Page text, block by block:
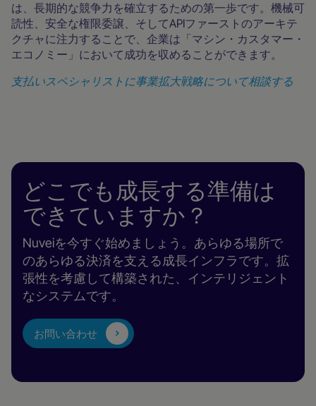
は、長期的な競争力を確立するための第一歩です。機械可
読性、安全な権限委譲、そしてAPIファーストのアーキテ
クチャに注力することで、企業は「マシン・カスタマー・
エコノミー」において成功を収めることができます。
支払いスペシャリストに事業拡大戦略について相談する
どこでも成長する準備は
できていますか？
Nuveiを今すぐ始めましょう。あらゆる場所で
のあらゆる決済を支える成長インフラです。拡
張性を考慮して構築された、インテリジェント
なシステムです。
お問い合わせ